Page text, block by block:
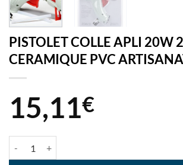
PISTOLET COLLE APLI 20W
CERAMIQUE PVC
15,11€